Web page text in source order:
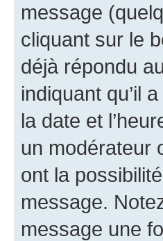
message
cliquant sur le
déjà répondu
indiquant qu’il
la date et
un modérateur
ont la
message.
message une